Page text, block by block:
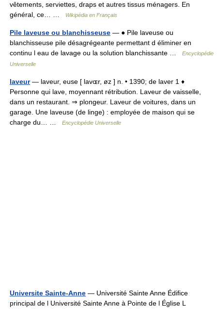
vêtements, serviettes, draps et autres tissus ménagers. En
général, ce… …
Wikipédia en Français
Pile laveuse ou blanchisseuse — ● Pile laveuse ou
blanchisseuse pile désagrégeante permettant d éliminer en
continu l eau de lavage ou la solution blanchissante …
Encyclopédie
Universelle
laveur— laveur, euse [ lavɶr, øz ] n. • 1390; de laver 1 ♦
Personne qui lave, moyennant rétribution. Laveur de vaisselle,
dans un restaurant. ⇒ plongeur. Laveur de voitures, dans un
garage. Une laveuse (de linge) : employée de maison qui se
charge du… …
Encyclopédie Universelle
Universite Sainte-Anne — Université Sainte Anne Édifice
principal de l Université Sainte Anne à Pointe de l Église L